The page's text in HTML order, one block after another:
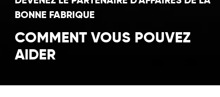
BONNE FABRIQUE
COMMENT VOUS POUVEZ
AIDER